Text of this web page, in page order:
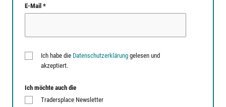
E-Mail *
Ich habe die Datenschutzerklärung gelesen und
akzeptiert.
Ich möchte auch die
Tradersplace Newsletter